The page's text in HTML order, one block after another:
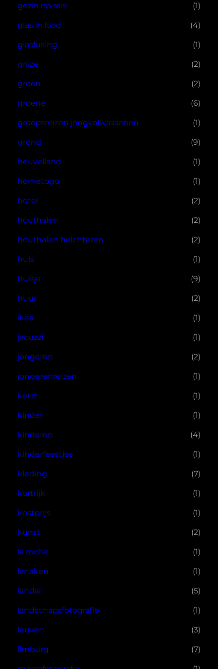
gezin op reis (1)
glas in lood (4)
glasfusing (1)
grijze (2)
groen (2)
groene (6)
groepsreizen jongvolwassenen (1)
grond (9)
heuvelland (1)
hometogo (1)
hotel (2)
houthalen (2)
houthalen helchteren (2)
huis (1)
huisje (9)
huur (2)
ikea (1)
jacuzzi (1)
jongeren (2)
jongerenreizen (1)
kerst (1)
kinder (1)
kinderen (4)
kinderfeestjes (1)
kleding (7)
kortrijk (1)
kostprijs (1)
kunst (2)
la roche (1)
lanaken (1)
landal (5)
landschapsfotografie (1)
leuven (3)
limburg (7)